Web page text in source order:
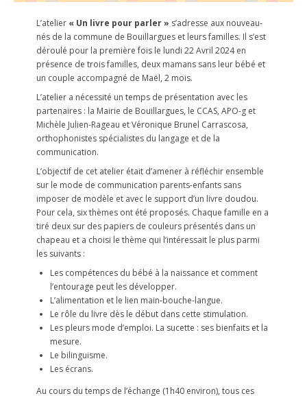
L’atelier« Un livre pour parler » s’adresse aux nouveau-
nés de la commune de Bouillargues et leurs familles. Il s’est
déroulé pour la première fois le lundi 22 Avril 2024 en
présence de trois familles, deux mamans sans leur bébé et
un couple accompagné de Maël, 2 mois.
L’atelier a nécessité un temps de présentation avec les
partenaires : la Mairie de Bouillargues, le CCAS, APO-g et
Michèle Julien-Rageau et Véronique Brunel Carrascosa,
orthophonistes spécialistes du langage et de la
communication.
L’objectif de cet atelier était d’amener à réfléchir ensemble
sur le mode de communication parents-enfants sans
imposer de modèle et avec le support d’un livre doudou.
Pour cela, six thèmes ont été proposés. Chaque famille en a
tiré deux sur des papiers de couleurs présentés dans un
chapeau et a choisi le thème qui l’intéressait le plus parmi
les suivants :
Les compétences du bébé à la naissance et comment
l’entourage peut les développer.
L’alimentation et le lien main-bouche-langue.
Le rôle du livre dès le début dans cette stimulation.
Les pleurs mode d’emploi. La sucette : ses bienfaits et la
mesure.
Le bilinguisme.
Les écrans.
Au cours du temps de l’échange (1h40 environ), tous ces